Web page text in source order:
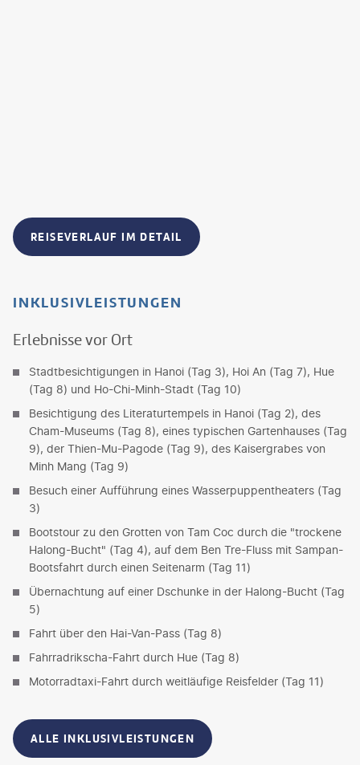
REISEVERLAUF IM DETAIL
INKLUSIVLEISTUNGEN
Erlebnisse vor Ort
Stadtbesichtigungen in Hanoi (Tag 3), Hoi An (Tag 7), Hue
(Tag 8) und Ho-Chi-Minh-Stadt (Tag 10)
Besichtigung des Literaturtempels in Hanoi (Tag 2), des
Cham-Museums (Tag 8), eines typischen Gartenhauses (Tag
9), der Thien-Mu-Pagode (Tag 9), des Kaisergrabes von
Minh Mang (Tag 9)
Besuch einer Aufführung eines Wasserpuppentheaters (Tag
3)
Bootstour zu den Grotten von Tam Coc durch die "trockene
Halong-Bucht" (Tag 4), auf dem Ben Tre-Fluss mit Sampan-
Bootsfahrt durch einen Seitenarm (Tag 11)
Übernachtung auf einer Dschunke in der Halong-Bucht (Tag
5)
Fahrt über den Hai-Van-Pass (Tag 8)
Fahrradrikscha-Fahrt durch Hue (Tag 8)
Motorradtaxi-Fahrt durch weitläufige Reisfelder (Tag 11)
ALLE INKLUSIVLEISTUNGEN